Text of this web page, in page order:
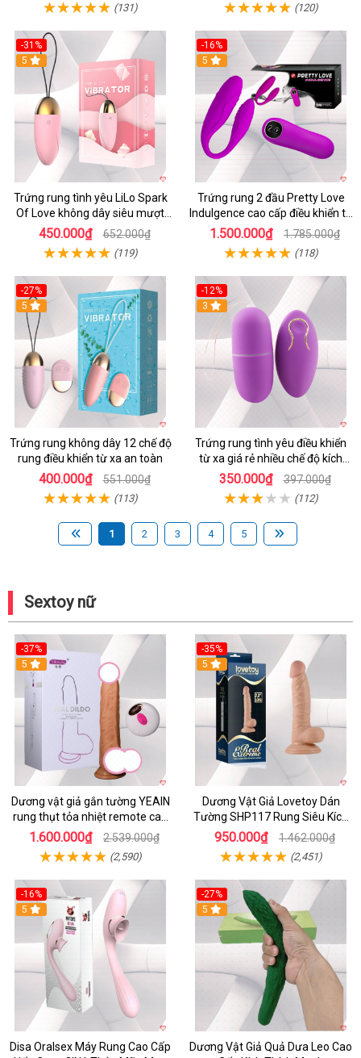
(131) (120)
-31%
5
Trứng rung tình yêu LiLo Spark
Of Love không dây siêu mượt
chống nước
450.000₫ 652.000₫
(119)
-16%
5
Trứng rung 2 đầu Pretty Love
Indulgence cao cấp điều khiển từ
xa
1.500.000₫ 1.785.000₫
(118)
-27%
5
Trứng rung không dây 12 chế độ
rung điều khiển từ xa an toàn
400.000₫ 551.000₫
(113)
-12%
3
Trứng rung tình yêu điều khiển
từ xa giá rẻ nhiều chế độ kích
thích
350.000₫ 397.000₫
(112)
1 2 3 4 5
Sextoy nữ
-37%
5
Dương vật giả gắn tường YEAIN
rung thụt tỏa nhiệt remote cao
cấp
1.600.000₫ 2.539.000₫
(2,590)
-35%
5
Dương Vật Giả Lovetoy Dán
Tường SHP117 Rung Siêu Kích
Thích
950.000₫ 1.462.000₫
(2,451)
-16%
5
Disa Oralsex Máy Rung Cao Cấp
-27%
5
Dương Vật Giả Quả Dưa Leo Cao